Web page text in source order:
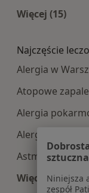
Więcej (15)
Najczęście
Alergia w
Atopowe
Alergia
Alergie skórne
Astma
Więcej (15)Niniejsza
zespół